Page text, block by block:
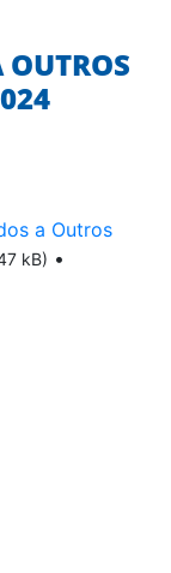
OUTROS
a Outros
kB) •